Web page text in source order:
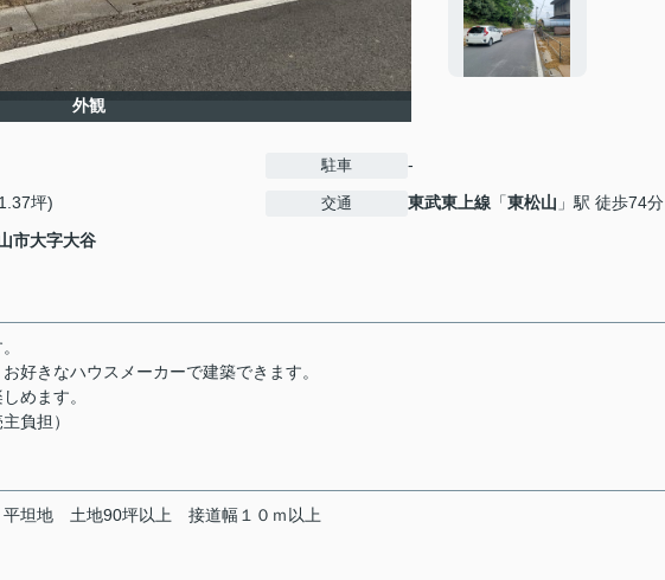
外観
坪)
市大字大谷
駐車 -
交通 東武東上線 「東松山 」駅 徒歩74分
好きなハウスメーカーで建築できます。
めます。
負担）
平坦地 土地90坪以上 接道幅１０ｍ以上